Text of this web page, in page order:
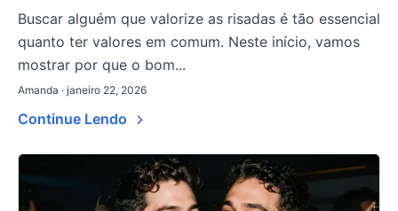
Buscar alguém que valorize as risadas é tão essencial
quanto ter valores em comum. Neste início, vamos
mostrar por que o bom...
Amanda · janeiro 22, 2026
Continue Lendo